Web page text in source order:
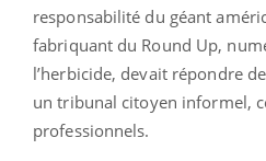
responsabilité du géant
fabriquant du Round Up,
l’herbicide, devait répondre
un tribunal citoyen informel,
professionnels.